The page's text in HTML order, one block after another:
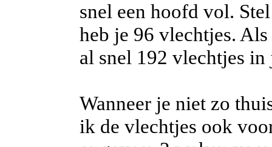
snel een hoofd vol.
heb je 96 vlechtjes.
al snel 192 vlechtjes in
Wanneer je niet zo
ik de vlechtjes ook